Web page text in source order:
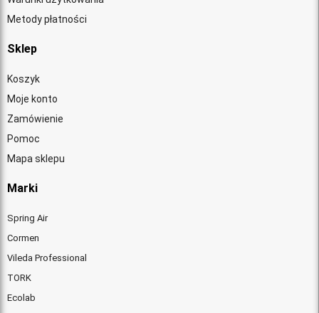
Metody płatności
Sklep
Koszyk
Moje konto
Zamówienie
Pomoc
Mapa sklepu
Marki
Spring Air
Cormen
Vileda Professional
TORK
Ecolab